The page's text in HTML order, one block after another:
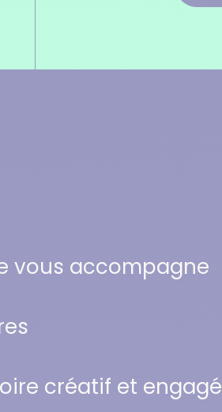
vous accompagne
créatif et engagé